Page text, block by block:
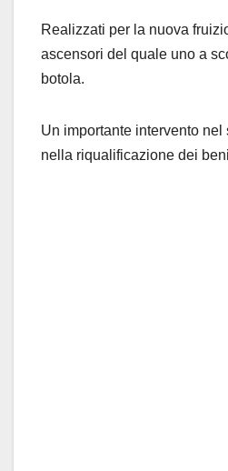
Realizzati per la nuova
ascensori del quale uno a
botola.
Un importante intervento
nella riqualificazione dei